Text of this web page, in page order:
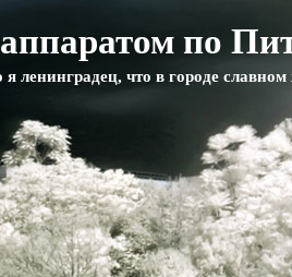
по
я ленинградец, что в городе